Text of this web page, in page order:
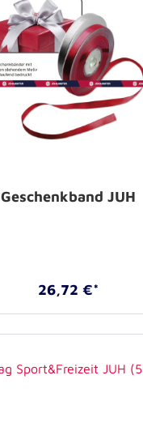
Geschenkband JUH
26,72 €*